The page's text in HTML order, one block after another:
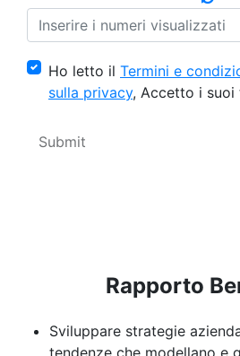
Ho letto il Termini e
sulla privacy, Accetto i suoi
Rapporto
Sviluppare strategie
tendenze che modellano e